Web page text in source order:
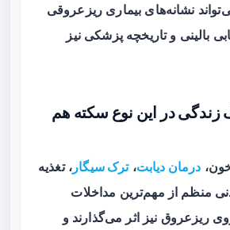
نشانه‌های بیماری ریزعروقی
بالینی و تاریخچه پزشکی نیز
زندگی در این نوع سکته هم
درمان دیابت،ترک سیگار ، تغذیه
منظم از مهم‌ترین مداخلات
ریزعروق نیز اثر می‌گذارند و